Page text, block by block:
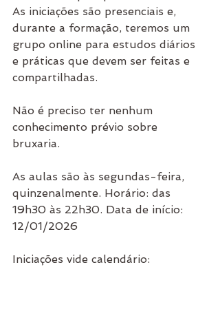
As iniciações são presenciais e,
durante a formação, teremos um
grupo online para estudos diários
e práticas que devem ser feitas e
compartilhadas.
Não é preciso ter nenhum
conhecimento prévio sobre
bruxaria.
As aulas são às segundas-feira,
quinzenalmente. Horário: das
19h30 às 22h30. Data de início:
12/01/2026
Iniciações vide calendário: